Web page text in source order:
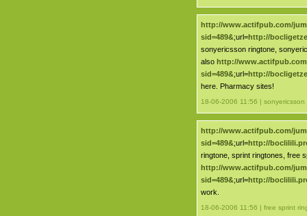
http://www.actifpub.com/
sid=489&;url=http://
sonyericsson ringtone,
also http://
sid=489&;url=http://
here. Pharmacy sites!
18-06-2006 11:56 |
http://www.actifpub.com/
sid=489&;url=http://
ringtone, sprint ringtones, free
http://www.actifpub.com/
sid=489&;url=http://
work.
18-06-2006 11:56 | free sprint